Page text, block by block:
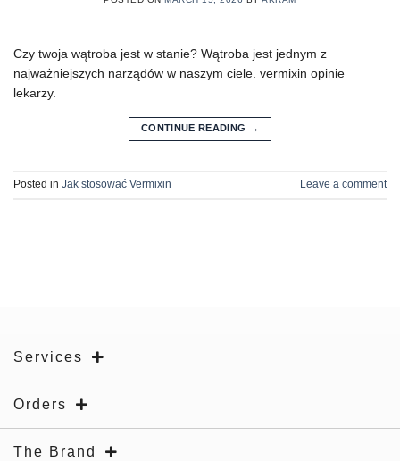
Czy twoja wątroba jest w stanie? Wątroba jest jednym z
najważniejszych narządów w naszym ciele. vermixin opinie
lekarzy.
CONTINUE READING →
Posted in Jak stosować Vermixin Leave a comment
Services
Orders
The Brand